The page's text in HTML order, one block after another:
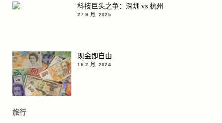
科技巨头之争：深圳 vs 杭州
27 9 月, 2025
现金即自由
16 2 月, 2024
旅行